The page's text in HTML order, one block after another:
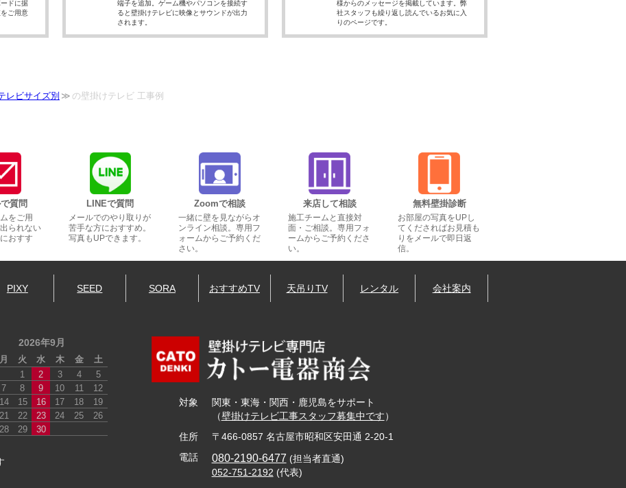
ドに据
ご用意
端子を追加。ゲーム機やパソコンを接続す
ると壁掛けテレビに映像とサウンドが出力
されます。
様からのメッセージを掲載しています。弊
社スタッフも繰り返し読んでいるお気に入
りのページです。
レビサイズ別 の壁掛けテレビ 工事例
質問
をご用
られない
おすす
LINEで質問
メールでのやり取りが
苦手な方におすすめ。
写真もUPできます。
Zoomで相談
一緒に壁を見ながらオ
ンライン相談。専用フ
ォームからご予約くだ
さい。
来店して相談
施工チームと直接対
面・ご相談。専用フォ
ームからご予約くださ
い。
無料壁掛診断
お部屋の写真をUPし
てくださればお見積も
りをメールで即日返
信。
PIXY SEED SORA おすすめTV 天吊りTV レンタル 会社案内
2026年9月
月 火 水 木 金
土
1
2 3 4
5
7 8 9 10 11
12
14 15 16 17 18
19
21 22 23 24 25
26
28 29 30
対象
関東・東海・関西・鹿児島をサポート
（壁掛けテレビ工事スタッフ募集中です ）
住所
〒466-0857 名古屋市昭和区安田通 2-20-1
電話
080-2190-6477 (担当者直通)
052-751-2192 (代表)